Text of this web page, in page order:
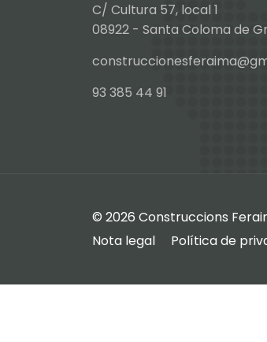
C/ Cultura 57, local 1
08922 - Santa Coloma de
93 385 44 91
© 2026 Construccions
Nota legal
Política de